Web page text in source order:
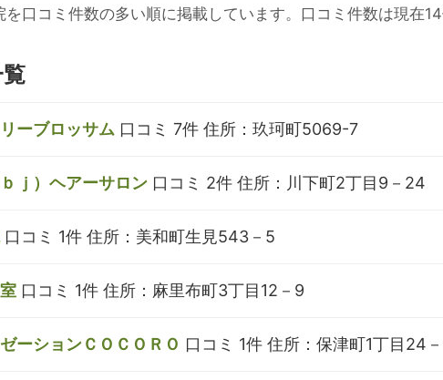
を口コミ件数の多い順に掲載しています。口コミ件数は現在
ーブロッサム 口コミ 7件 住所：玖珂町5069-7
ｊ）ヘアーサロン 口コミ 2件 住所：川下町2丁目9－24
口コミ 1件 住所：美和町生見543－5
口コミ 1件 住所：麻里布町3丁目12－9
ーションＣＯＣＯＲＯ 口コミ 1件 住所：保津町1丁目24